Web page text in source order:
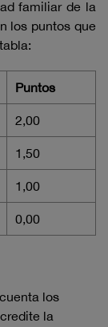
familiar de la
los puntos que
Puntos
2,00
1,50
1,00
0,00
los
la